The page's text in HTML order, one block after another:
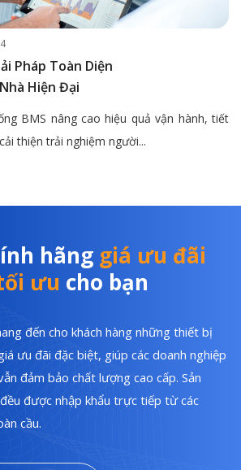
Pháp Toàn Diện
Hiện Đại
BMS nâng cao hiệu quả vận hành, tiết
thiện trải nghiệm người...
hãng giá ưu đãi
ưu cho bạn
đến cho khách hàng những thiết bị
ưu đãi đặc biệt, giúp các doanh nghiệp
đảm bảo chất lượng cao cấp. Sản
được nhập khẩu trực tiếp từ các
cầu.